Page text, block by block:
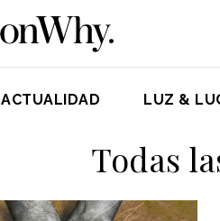
ACTUALIDAD LUZ &
Todas